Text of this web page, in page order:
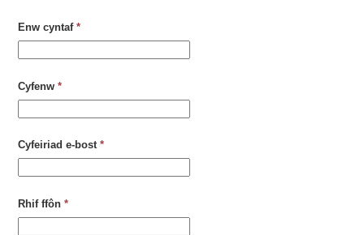
Enw cyntaf *
Cyfenw *
Cyfeiriad e-bost *
Rhif ffôn *